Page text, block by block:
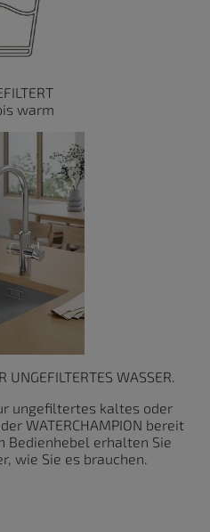
warm
UNGEFILTERTES WASSER.
ungefiltertes kaltes oder
WATERCHAMPION bereit
Bedienhebel erhalten Sie
wie Sie es brauchen.